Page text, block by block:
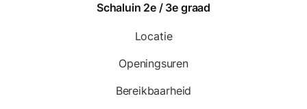
Schaluin 2e / 3e graad
Locatie
Openingsuren
Bereikbaarheid